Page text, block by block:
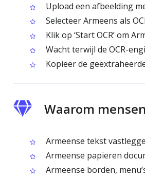
Upload een afbeelding
Selecteer Armeens als
Klik op ‘Start OCR’ om
Wacht terwijl de OCR-
Kopieer de
Waarom
Armeense tekst
Armeense papieren
Armeense borden,